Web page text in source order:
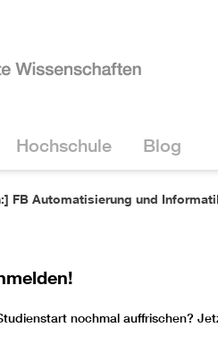
Hochschule Blog
FB Automatisierung und
nochmal auffrischen?